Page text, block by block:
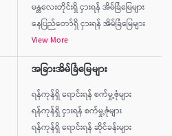
မန္တလေးတိုင်းရှိ ငှားရန် အိမ်ခြံမြေများ
နေပြည်တော်ရှိ ငှားရန် အိမ်ခြံမြေများ
View More
အခြားအိမ်ခြံမြေများ
ရန်ကုန်ရှိ ရောင်းရန် စက်မှု့ဇုံများ
ရန်ကုန်ရှိ ငှားရန် စက်မှု့ဇုံများ
ရန်ကုန်ရှိ ရောင်းရန် ဆိုင်ခန်းများ